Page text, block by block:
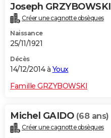
Joseph GRZYBOWSKI
Créer une cagnotte obsèques
Naissance
25/11/1921
Décès
14/12/2014 à Youx
Famille GRZYBOWSKI
Michel GAIDO (68 ans)
Créer une cagnotte obsèques